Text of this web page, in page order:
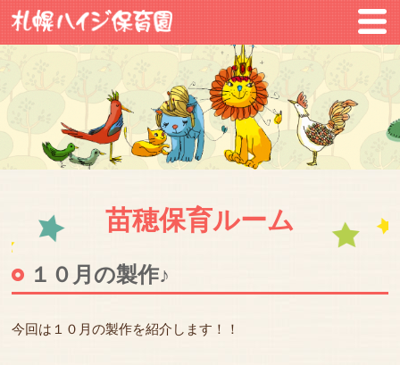
苗穂保育ルーム
１０月の製作♪
今回は１０月の製作を紹介します！！